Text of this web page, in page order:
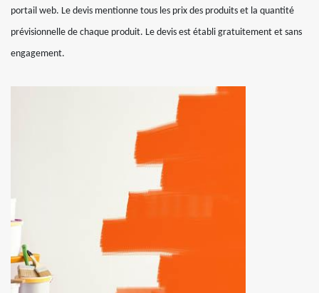
portail web. Le devis mentionne tous les prix des produits et la quantité
prévisionnelle de chaque produit. Le devis est établi gratuitement et sans
engagement.